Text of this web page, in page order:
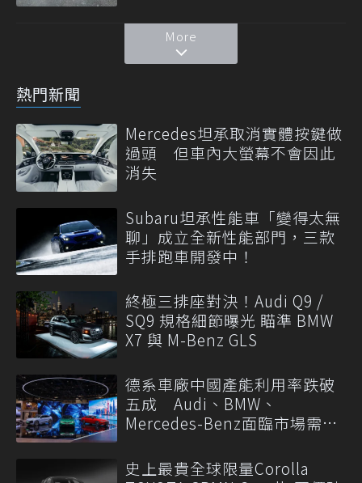
More
熱門新聞
Mercedes坦承取消實體按鍵做
過頭 但車內大螢幕不會因此
消失
Subaru坦承性能車「變得太無
聊」成立全新性能部門，三款
手排跑車開發中！
終極三排座對決！Audi Q9 /
SQ9 規格細節曝光 瞄準 BMW
X7 與 M-Benz GLS
德系車廠中國產能利用率跌破
五成 Audi、BMW、
Mercedes-Benz面臨市場需求
史上最貴全球限量Corolla